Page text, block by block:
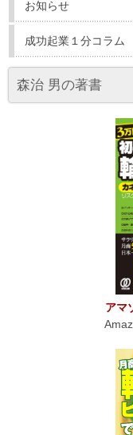
お知らせ
成功起業１分コラム
森治 男の著書
アマ